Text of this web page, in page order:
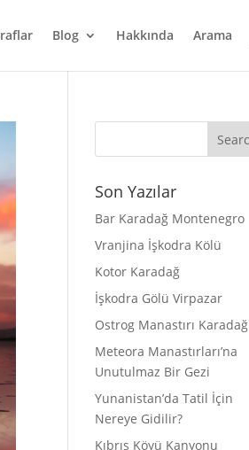
Blog Hakkında Arama
Son Yazılar
Bar Karadağ Montenegro
Vranjina İşkodra Kölü
Kotor Karadağ
İşkodra Gölü Virpazar
Ostrog Manastırı Karadağ
Meteora Manastırları’na
Unutulmaz Bir Gezi
Yunanistan’da Tatil İçin
Nereye Gidilir?
Kıbrıs Köyü Kanyonu